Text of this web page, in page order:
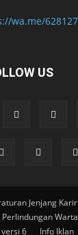
wa.me/
US
Jenjang Karir
Perlindungan
6
Info Iklan